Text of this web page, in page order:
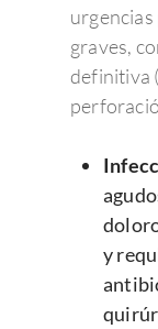
graves,
definitiva
y